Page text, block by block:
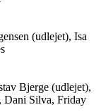
(udlejet), Isa
Bjerge (udlejet),
Dani Silva, Friday